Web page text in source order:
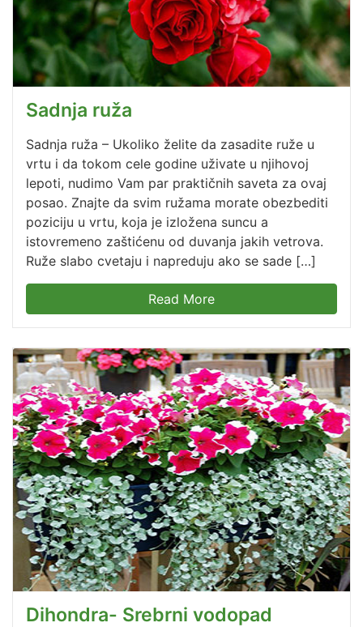
Sadnja ruža
Sadnja ruža – Ukoliko želite da zasadite ruže u
vrtu i da tokom cele godine uživate u njihovoj
lepoti, nudimo Vam par praktičnih saveta za ovaj
posao. Znajte da svim ružama morate obezbediti
poziciju u vrtu, koja je izložena suncu a
istovremeno zaštićenu od duvanja jakih vetrova.
Ruže slabo cvetaju i napreduju ako se sade […]
Read More
Dihondra- Srebrni vodopad